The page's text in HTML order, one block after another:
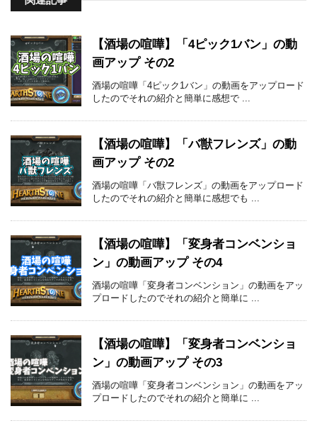
【酒場の喧嘩】「4ピック1バン」の動
画アップ その2
酒場の喧嘩「4ピック1バン」の動画をアップロード
したのでそれの紹介と簡単に感想で ...
【酒場の喧嘩】「バ獣フレンズ」の動
画アップ その2
酒場の喧嘩「バ獣フレンズ」の動画をアップロード
したのでそれの紹介と簡単に感想でも ...
【酒場の喧嘩】「変身者コンベンショ
ン」の動画アップ その4
酒場の喧嘩「変身者コンベンション」の動画をアッ
プロードしたのでそれの紹介と簡単に ...
【酒場の喧嘩】「変身者コンベンショ
ン」の動画アップ その3
酒場の喧嘩「変身者コンベンション」の動画をアッ
プロードしたのでそれの紹介と簡単に ...